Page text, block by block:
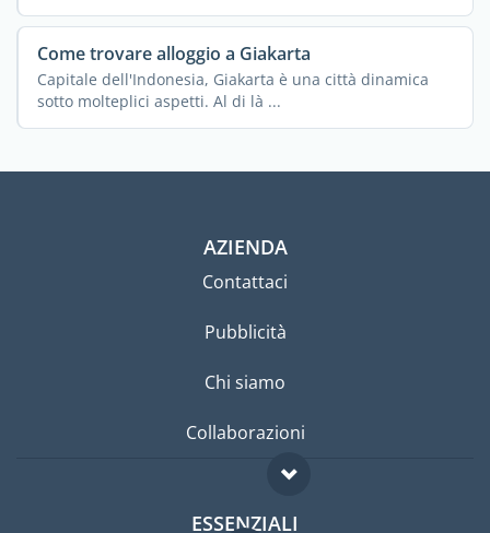
Come trovare alloggio a Giakarta
Capitale dell'Indonesia, Giakarta è una città dinamica
sotto molteplici aspetti. Al di là ...
AZIENDA
Contattaci
Pubblicità
Chi siamo
Collaborazioni
ESSENZIALI